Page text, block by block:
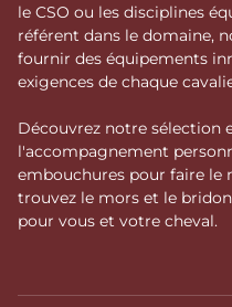
le CSO ou les disciplines
référent dans le domaine,
fournir des équipements
exigences de chaque
Découvrez notre sélection
l'accompagnement
embouchures pour faire le
trouvez le mors et le
pour vous et votre cheval.